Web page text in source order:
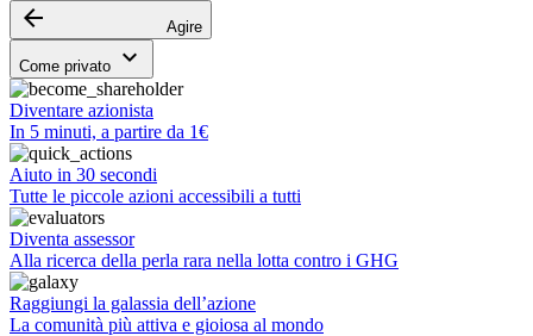
arrow_backward Agire
Come privato keyboard_arrow_down
Diventare azionista
In 5 minuti, a partire da 1€
Aiuto in 30 secondi
Tutte le piccole azioni accessibili a tutti
Diventa assessor
Alla ricerca della perla rara nella lotta contro i GHG
Raggiungi la galassia dell’azione
La comunità più attiva e gioiosa al mondo